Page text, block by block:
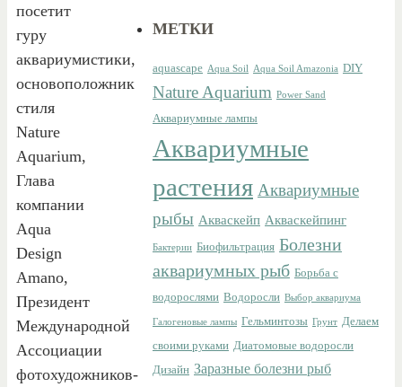
посетит
гуру
аквариумистики,
основоположник
стиля
Nature
Aquarium,
Глава
компании
Aqua
Design
Amano,
Президент
Международной
Ассоциации
фотохудожников-
МЕТКИ
aquascape Aqua Soil Aqua Soil Amazonia DIY
Nature Aquarium Power Sand
Аквариумные лампы
Аквариумные
растения Аквариумные
рыбы Акваскейп Акваскейпинг
Бактерии Биофильтрация Болезни
аквариумных рыб Борьба с
водорослями Водоросли Выбор аквариума
Галогеновые лампы Гельминтозы Грунт Делаем
своими руками Диатомовые водоросли
Дизайн Заразные болезни рыб